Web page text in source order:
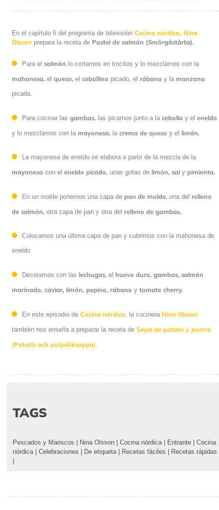
En el capítulo 6 del programa de televisión Cocina nórdica
Nina
Olsson prepara la receta de Pastel de salmón (Smörgåstårta).
Para el salmón lo cortamos en trocitos y lo mezclamos con la
mahonesa, el queso, el cebollino picado, el rábano y la manzana
picada.
Para cocinar las gambas, las picamos junto a la cebolla y el eneldo
y lo mezclamos con la mayonesa, la crema de queso y el limón.
La mayonesa de eneldo se elabora a partir de la mezcla de la
mayonesa con el eneldo picado, unas gotas de limón, sal y pimienta.
En un molde ponemos una capa de pan de molde, una del relleno
de salmón, otra capa de pan y otra del relleno de gambas.
Colocamos una última capa de pan y cubrimos con la mahonesa de
eneldo
Decoramos con las lechugas, el huevo duro, gambas, salmón
marinado, caviar, limón, pepino, rábano y tomate cherry.
En este episodio de Cocina nórdica , la cocinera Nina Olsson
también nos enseña a preparar la receta de Sopa de patata y puerro
(Potatis och purjolöksoppa)
TAGS
Pescados y Mariscos | Nina Olsson | Cocina nórdica | Entrante | Cocina
nórdica | Celebraciones | De etiqueta | Recetas fáciles | Recetas rápidas
|